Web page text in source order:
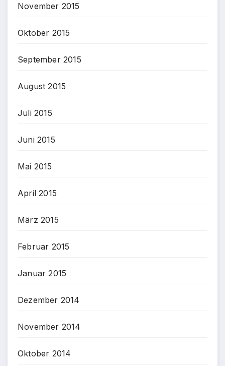
November 2015
Oktober 2015
September 2015
August 2015
Juli 2015
Juni 2015
Mai 2015
April 2015
März 2015
Februar 2015
Januar 2015
Dezember 2014
November 2014
Oktober 2014